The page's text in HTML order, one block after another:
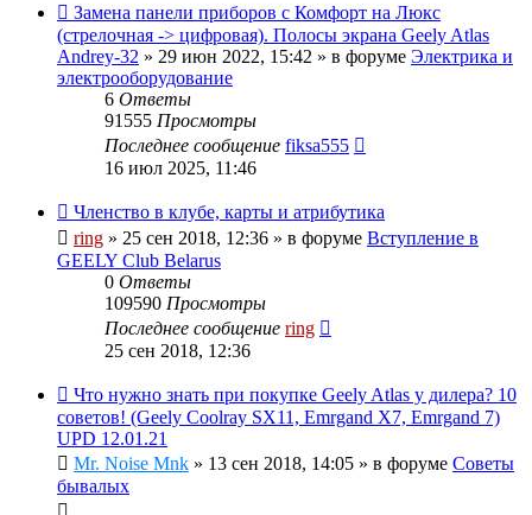
Замена панели приборов с Комфорт на Люкс
(стрелочная -> цифровая). Полосы экрана Geely Atlas
Andrey-32 » 29 июн 2022, 15:42 » в форуме Электрика и
электрооборудование
6 Ответы
91555 Просмотры
Последнее сообщение fiksa555
16 июл 2025, 11:46
Членство в клубе, карты и атрибутика
ring » 25 сен 2018, 12:36 » в форуме Вступление в
GEELY Club Belarus
0 Ответы
109590 Просмотры
Последнее сообщение ring
25 сен 2018, 12:36
Что нужно знать при покупке Geely Atlas у дилера? 10
советов! (Geely Coolray SX11, Emrgand X7, Emrgand 7)
UPD 12.01.21
Mr. Noise Mnk » 13 сен 2018, 14:05 » в форуме Советы
бывалых